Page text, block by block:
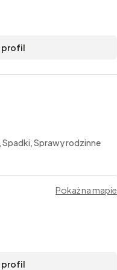
profil
Sprawy rodzinne
Pokaż na mapie
profil